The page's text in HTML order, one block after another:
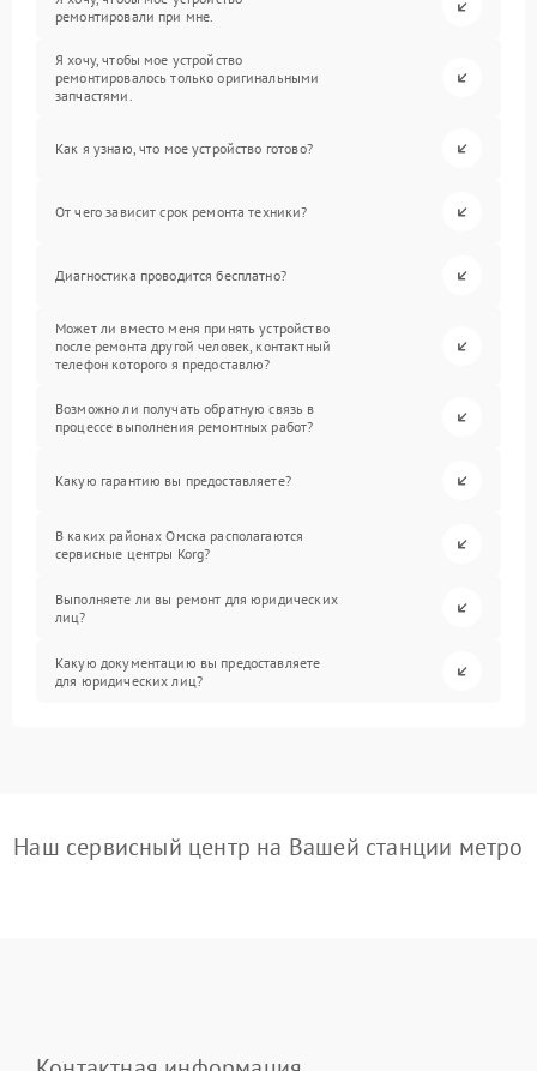
ремонтировали при мне.
Я хочу, чтобы мое устройство
ремонтировалось только оригинальными
запчастями.
Как я узнаю, что мое устройство готово?
От чего зависит срок ремонта техники?
Диагностика проводится бесплатно?
Может ли вместо меня принять устройство
после ремонта другой человек, контактный
телефон которого я предоставлю?
Возможно ли получать обратную связь в
процессе выполнения ремонтных работ?
Какую гарантию вы предоставляете?
В каких районах Омска располагаются
сервисные центры Korg?
Выполняете ли вы ремонт для юридических
лиц?
Какую документацию вы предоставляете
для юридических лиц?
Наш сервисный центр на Вашей станции метро